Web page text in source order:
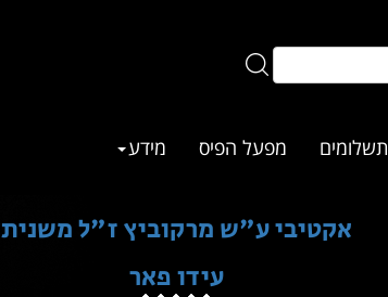
תשלומים מפעל הפיס מידע
אקטיבי ע"ש מרקוביץ ז"ל משנית
עידו פאר